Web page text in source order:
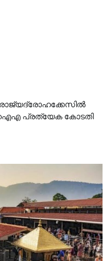
രാജ്യദ്രോഹക്കേസിൽ
പ്രത്യേക കോടതി